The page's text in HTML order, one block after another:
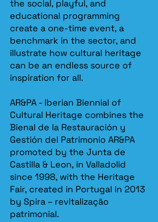
(International
committee on
Places of Religion
and Ritual), e do
ICAHM
(International
Committee on
Archaeological
Heritage
Management).
Coordenador do
projecto SIAP –
Sistema de
Inteligência
Artificial para a
detecção e
alerta de riscos
sobre o
Património,
#medida 113 do
Simplex 2019
www.siaponline.pt
Desenvolve
História, pela
Faculdade de
Letras da
Universidade de
Coimbra.
2024/09: Diretor
do Departamento
dos Bens
Culturais, do
Património
Cultural, I.P.
2018-2020:
Membro do
Conselho de
Delegados da
Ordem dos
Arquitetos.
recuperação do
património,
técnicas
tradicionais de
construção e
risco sísmico.
Desenvolveu
inicialmente a
sua actividade
liberal e, a partir
de 1998, como
técnico da
Câmara
Municipal de
Lagos, onde
desempenhou
funções no
Gabinete do
Centro Histórico
e no Gabinete de
Estudos
Estratégicos.
the social, playful, and
educational programming
create a one-time event, a
benchmark in the sector, and
illustrate how cultural heritage
can be an endless source of
inspiration for all.
AR&PA - Iberian Biennial of
Cultural Heritage combines the
Bienal de la Restauración y
Gestión del Patrimonio AR&PA
promoted by the Junta de
Castilla & Leon, in Valladolid
since 1998, with the Heritage
Fair, created in Portugal in 2013
by Spira – revitalização
patrimonial.​